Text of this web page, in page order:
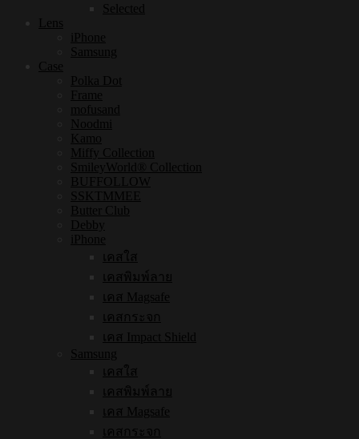
Selected
Lens
iPhone
Samsung
Case
Polka Dot
Frame
mofusand
Noodmi
Kamo
Miffy Collection
SmileyWorld® Collection
BUFFOLLOW
SSKTMMEE
Butter Club
Debby
iPhone
เคสใส
เคสพิมพ์ลาย
เคส Magsafe
เคสกระจก
เคส Impact Shield
Samsung
เคสใส
เคสพิมพ์ลาย
เคส Magsafe
เคสกระจก